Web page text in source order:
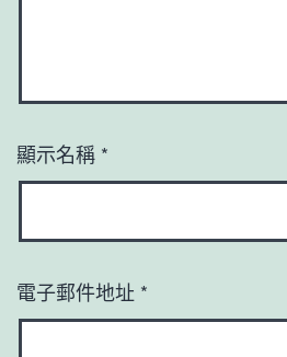
顯示名稱 *
電子郵件地址 *